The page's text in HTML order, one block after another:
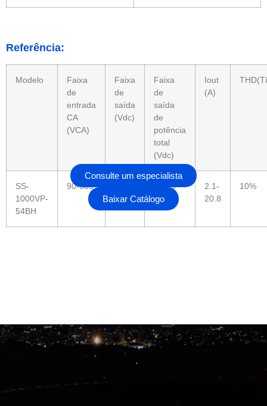
Referência:
Modelo
Faixa
de
entrada
CA
(VCA)
Faixa
de
saída
(Vdc)
Faixa
de
saída
de
potência
total
(Vdc)
Iout
(A)
SS-
1000VP-
54BH
90-305
56
48-56
2.1-
20.8
10%
Consulte um especialista
Baixar Catálogo